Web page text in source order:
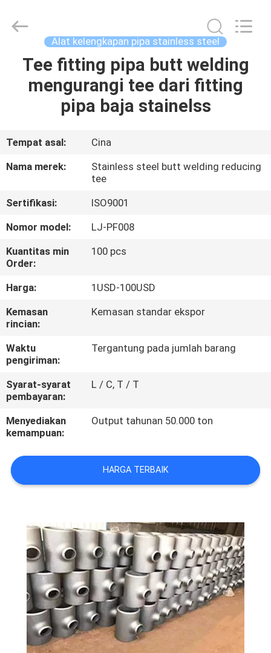
RUMAH
PRODUK
TENTANG
KAMI
TUR
PABRIK
KONTROL
KUALITAS
HUBUNGI
KAMI
BERITA
KASUS
SITEMAP
Foreign
Trade
Reserved.
Alat kelengkapan pipa stainless steel
Tee fitting pipa butt welding
mengurangi tee dari fitting
pipa baja stainelss
Tempat asal:
Cina
Nama merek:
Stainless steel butt welding reducing
tee
Sertifikasi:
ISO9001
Nomor model:
LJ-PF008
Kuantitas min
Order:
100 pcs
Harga:
1USD-100USD
Kemasan
rincian:
Kemasan standar ekspor
Waktu
pengiriman:
Tergantung pada jumlah barang
Syarat-syarat
pembayaran:
L / C, T / T
Menyediakan
kemampuan:
Output tahunan 50.000 ton
HARGA TERBAIK